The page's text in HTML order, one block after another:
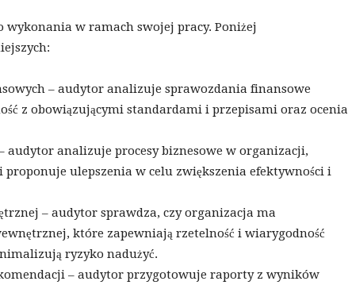
wykonania w ramach swojej pracy. Poniżej
– audytor analizuje sprawozdania finansowe
z obowiązującymi standardami i przepisami oraz ocenia
audytor analizuje procesy biznesowe w organizacji,
ulepszenia w celu zwiększenia efektywności i
– audytor sprawdza, czy organizacja ma
które zapewniają rzetelność i wiarygodność
ryzyko nadużyć.
– audytor przygotowuje raporty z wyników